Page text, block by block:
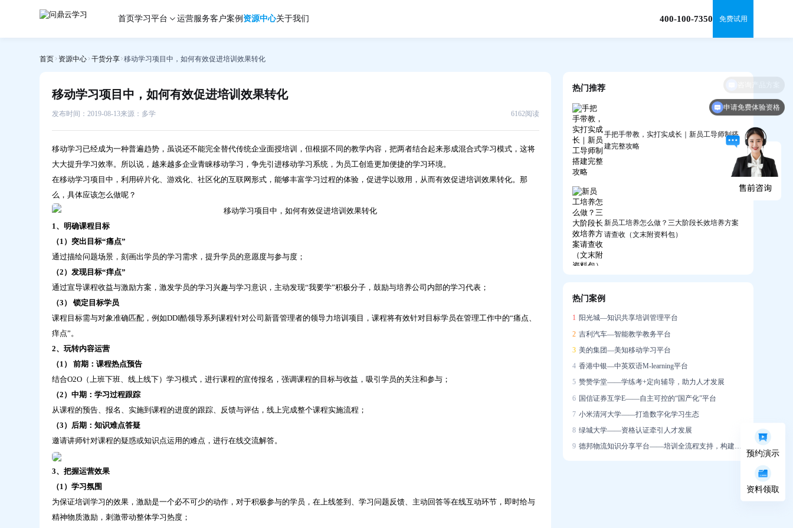
首页学习平台 运营服务客户案例 资源中心关于我们 400-100-7350 免费试用
首页 资源中心 干货分享 移动学习项目中，如何有效促进培训效果转化
移动学习项目中，如何有效促进培训效果转化
发布时间：2019-08-13来源：多学 6162阅读
移动学习已经成为一种普遍趋势，虽说还不能完全替代传统企业面授培训，但根据不同的教学内容，把两者结合起来形成混合式学习模式，这将
大大提升学习效率。所以说，越来越多企业青睐移动学习，争先引进移动学习系统，为员工创造更加便捷的学习环境。
在移动学习项目中，利用碎片化、游戏化、社区化的互联网形式，能够丰富学习过程的体验，促进学以致用，从而有效促进培训效果转化。那
么，具体应该怎么做呢？
1、明确课程目标
（1）突出目标“痛点”
通过描绘问题场景，刻画出学员的学习需求，提升学员的意愿度与参与度；
（2）发现目标“痒点”
通过宣导课程收益与激励方案，激发学员的学习兴趣与学习意识，主动发现“我要学”积极分子，鼓励与培养公司内部的学习代表；
（3） 锁定目标学员
课程目标需与对象准确匹配，例如DDI酷领导系列课程针对公司新晋管理者的领导力培训项目，课程将有效针对目标学员在管理工作中的“痛点、
痒点”。
2、玩转内容运营
（1） 前期：课程热点预告
结合O2O（上班下班、线上线下）学习模式，进行课程的宣传报名，强调课程的目标与收益，吸引学员的关注和参与；
（2）中期：学习过程跟踪
从课程的预告、报名、实施到课程的进度的跟踪、反馈与评估，线上完成整个课程实施流程；
（3）后期：知识难点答疑
邀请讲师针对课程的疑惑或知识点运用的难点，进行在线交流解答。
3、把握运营效果
（1）学习氛围
为保证培训学习的效果，激励是一个必不可少的动作，对于积极参与的学员，在上线签到、学习问题反馈、主动回答等在线互动环节，即时给与
精神物质激励，刺激带动整体学习热度；
热门推荐
手把手带教，实打实成长｜新员工导师制搭
建完整攻略
新员工培养怎么做？三大阶段长效培养方案
请查收（文末附资料包）
快速成长？
销售能力增长「看得见」
热门案例
1 阳光城—知识共享培训管理平台
2 吉利汽车—智能教学教务平台
3 美的集团—美知移动学习平台
4 香港中银—中英双语M-learning平台
5 赞赞学堂——学练考+定向辅导，助力人才发展
6 国信证券互学E——自主可控的“国产化”平台
7 小米清河大学——打造数字化学习生态
8 绿城大学——资格认证牵引人才发展
9 德邦物流知识分享平台——培训全流程支持，构建学习社区
预约演示
资料领取
申请免费体验资格